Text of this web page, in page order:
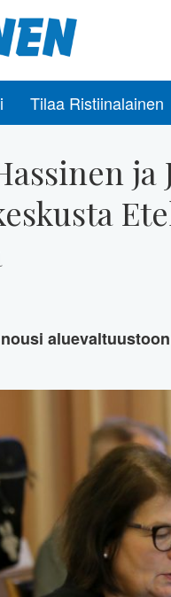
Tilaa Ristiinalainen
ja